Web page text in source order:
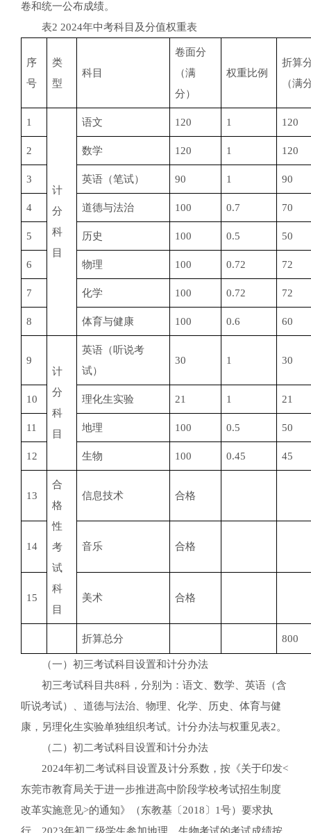
卷和统一公布成绩。
表2 2024年中考科目及分值权重表
序
号
类
型
科目
卷面分
（满
分）
权重比例
折算
（满
1
计
分
科
目
语文 120 1 120
2 数学 120 1 120
3 英语（笔试） 90 1 90
4 道德与法治 100 0.7 70
5 历史 100 0.5 50
6 物理 100 0.72 72
7 化学 100 0.72 72
8 体育与健康 100 0.6 60
9
计
分
科
目
英语（听说考
试）
30 1 30
10 理化生实验 21 1 21
11 地理 100 0.5 50
12 生物 100 0.45 45
13
合
格
性
考
试
科
目
信息技术 合格
14 音乐 合格
15 美术 合格
折算总分 800
（一）初三考试科目设置和计分办法
初三考试科目共8科，分别为：语文、数学、英语（含
听说考试）、道德与法治、物理、化学、历史、体育与健
康，另理化生实验单独组织考试。计分办法与权重见表2。
（二）初二考试科目设置和计分办法
2024年初二考试科目设置及计分系数，按《关于印发<
东莞市教育局关于进一步推进高中阶段学校考试招生制度
改革实施意见>的通知》（东教基〔2018〕1号）要求执